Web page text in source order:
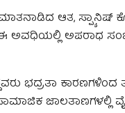
ಆತ,
ಈ ಅವಧಿಯಲ್ಲಿ ಅಪರಾಧ
ಭದ್ರತಾ ಕಾರಣಗಳಿಂದ
ಜಾಲತಾಣಗಳಲ್ಲಿ